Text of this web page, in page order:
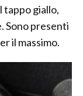
tappo giallo,
Sono presenti
il massimo.